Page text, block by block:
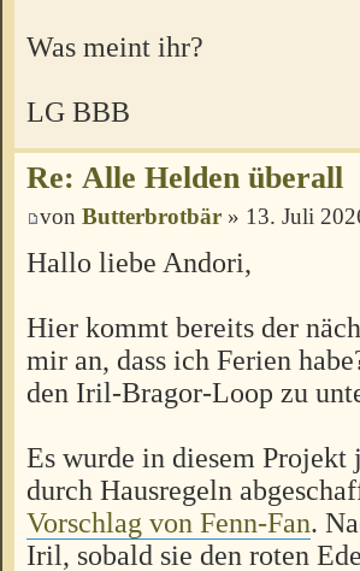
Was meint ihr?
LG BBB
Re: Alle Helden überall
von Butterbrotbär » 13. Juli
Hallo liebe Andori,
Hier kommt bereits der
mir an, dass ich Ferien
den Iril-Bragor-Loop zu
Es wurde in diesem
durch Hausregeln
Vorschlag von Fenn-Fan.
Iril, sobald sie den roten